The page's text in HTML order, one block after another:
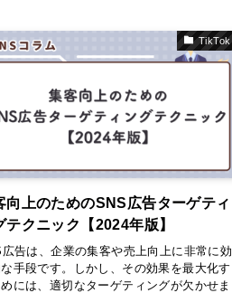
TikTok
向上のためのSNS広告ターゲティ
テクニック【2024年版】
告は、企業の集客や売上向上に非常に効
手段です。しかし、その効果を最大化す
には、適切なターゲティングが欠かせま